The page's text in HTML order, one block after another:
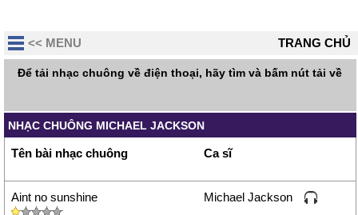
TRANG CHỦ
<< MENU
Để tải nhạc chuông về điện thoại, hãy tìm và bấm nút tải về
NHẠC CHUÔNG MICHAEL JACKSON
Tên bài nhạc chuông Ca sĩ
Aint no sunshine Michael Jackson